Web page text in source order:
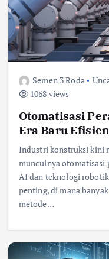
Semen 3 Roda
1068 views
Otomatisasi
Era Baru
Industri konstruksi kini
munculnya otomatisasi
AI dan teknologi
penting, di mana
metode…